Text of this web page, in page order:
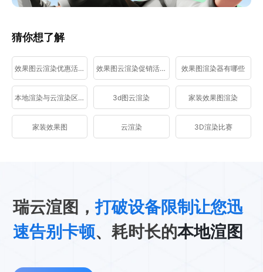
猜你想了解
效果图云渲染优惠活动 效果图云渲染促销活动 效果图渲染器有哪些
本地渲染与云渲染区别 3d图云渲染 家装效果图渲染
家装效果图 云渲染 3D渲染比赛
瑞云渲图，打破设备限制让您迅
速告别卡顿、耗时长的本地渲图